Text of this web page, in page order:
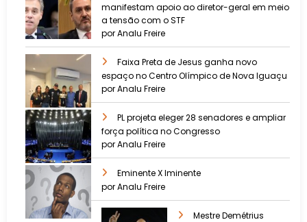
manifestam apoio ao diretor-geral em meio
a tensão com o STF
por Analu Freire
Faixa Preta de Jesus ganha novo
espaço no Centro Olímpico de Nova Iguaçu
por Analu Freire
PL projeta eleger 28 senadores e ampliar
força política no Congresso
por Analu Freire
Eminente X Iminente
por Analu Freire
Mestre Demétrius